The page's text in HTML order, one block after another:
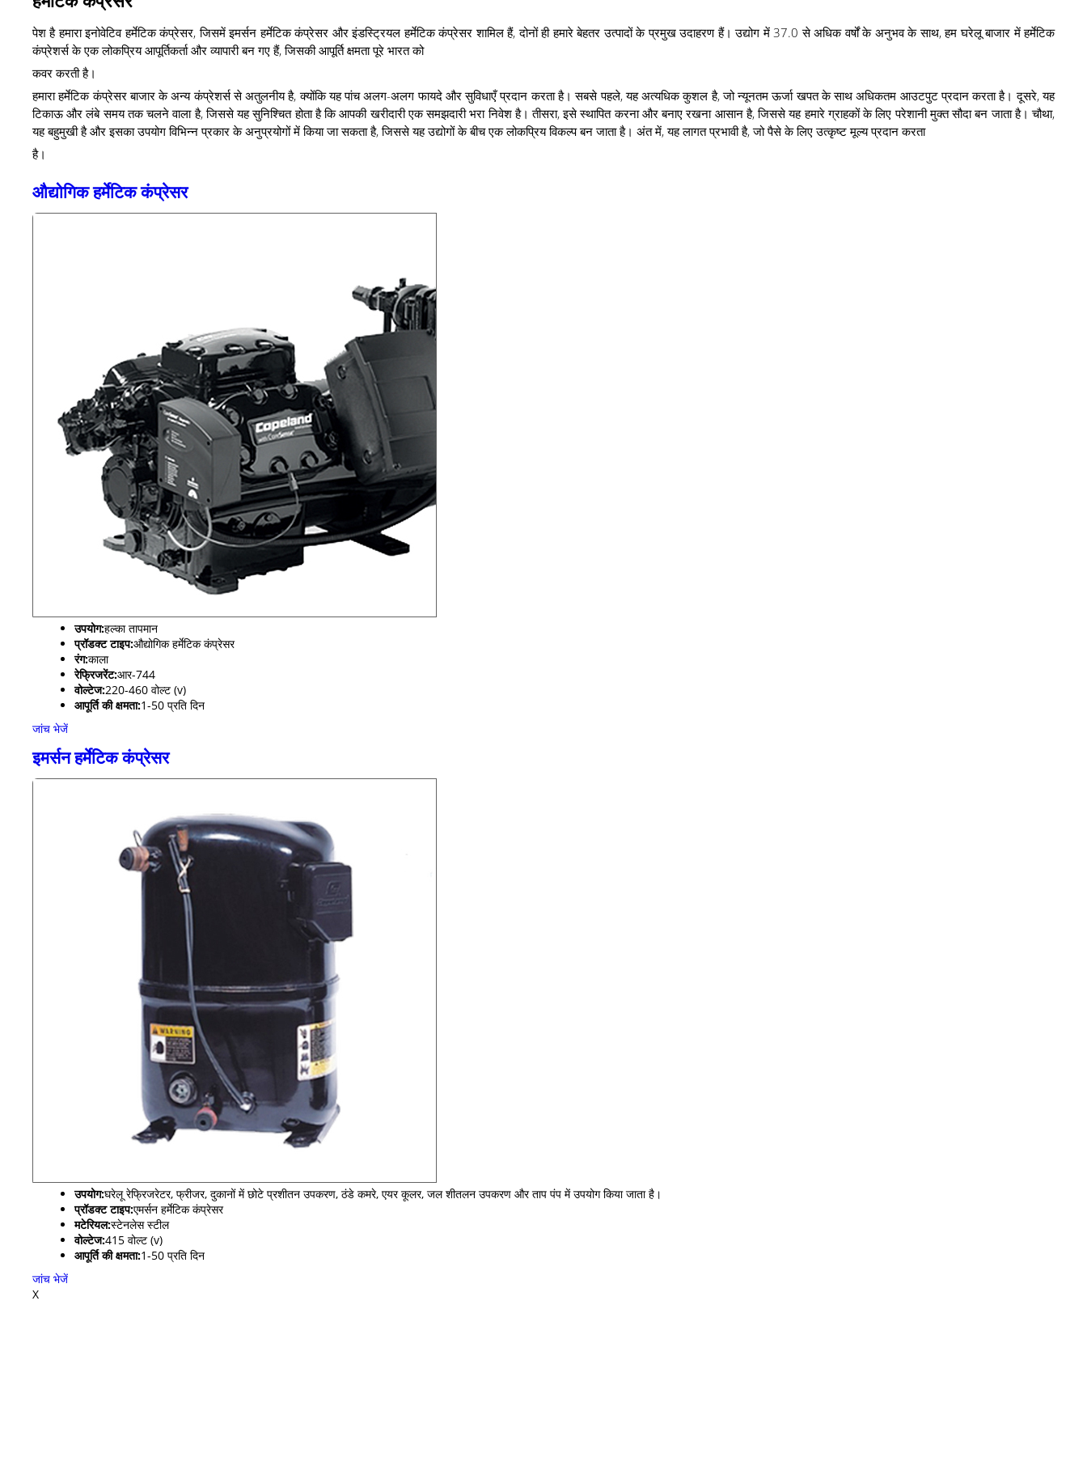
पेश है हमारा इनोवेटिव हर्मेटिक कंप्रेसर, जिसमें इमर्सन हर्मेटिक कंप्रेसर और इंडस्ट्रियल हर्मेटिक कंप्रेसर शामिल हैं, दोनों ही हमारे बेहतर उत्पादों के प्रमुख उदाहरण हैं। उद्योग में 37.0 से अधिक वर्षों के अनुभव के साथ, हम घरेलू बाजार में हर्मेटिक
कंप्रेशर्स के एक लोकप्रिय आपूर्तिकर्ता और व्यापारी बन गए हैं, जिसकी आपूर्ति क्षमता पूरे भारत को
कवर करती है।
हमारा हर्मेटिक कंप्रेसर बाजार के अन्य कंप्रेशर्स से अतुलनीय है, क्योंकि यह पांच अलग-अलग फायदे और सुविधाएँ प्रदान करता है। सबसे पहले, यह अत्यधिक कुशल है, जो न्यूनतम ऊर्जा खपत के साथ अधिकतम आउटपुट प्रदान करता है। दूसरे, यह
टिकाऊ और लंबे समय तक चलने वाला है, जिससे यह सुनिश्चित होता है कि आपकी खरीदारी एक समझदारी भरा निवेश है। तीसरा, इसे स्थापित करना और बनाए रखना आसान है, जिससे यह हमारे ग्राहकों के लिए परेशानी मुक्त सौदा बन जाता है। चौथा,
यह बहुमुखी है और इसका उपयोग विभिन्न प्रकार के अनुप्रयोगों में किया जा सकता है, जिससे यह उद्योगों के बीच एक लोकप्रिय विकल्प बन जाता है। अंत में, यह लागत प्रभावी है, जो पैसे के लिए उत्कृष्ट मूल्य प्रदान करता
है।
औद्योगिक हर्मेटिक कंप्रेसर
उपयोग:हल्का तापमान
प्रॉडक्ट टाइप:औद्योगिक हर्मेटिक कंप्रेसर
रंग:काला
रेफ्रिजरेंट:आर-744
वोल्टेज:220-460 वोल्ट (v)
आपूर्ति की क्षमता:1-50 प्रति दिन
जांच भेजें
इमर्सन हर्मेटिक कंप्रेसर
उपयोग:घरेलू रेफ्रिजरेटर, फ्रीजर, दुकानों में छोटे प्रशीतन उपकरण, ठंडे कमरे, एयर कूलर, जल शीतलन उपकरण और ताप पंप में उपयोग किया जाता है।
प्रॉडक्ट टाइप:एमर्सन हर्मेटिक कंप्रेसर
मटेरियल:स्टेनलेस स्टील
वोल्टेज:415 वोल्ट (v)
आपूर्ति की क्षमता:1-50 प्रति दिन
जांच भेजें
X